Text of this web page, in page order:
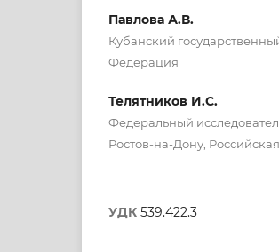
Павлова А.В.
Кубанский
Федерация
Телятников И.С.
Федеральный
Ростов-на-Дону,
УДК 539.422.3